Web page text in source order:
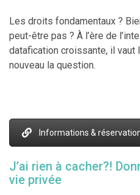
Les droits fondamentaux ?
peut-être pas ? À l’ère de
datafication croissante, il vaut
nouveau la question.
Informations &
J’ai rien à cacher?!
vie privée